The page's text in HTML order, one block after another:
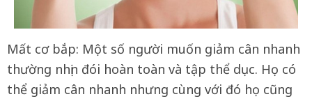
Mất cơ bắp: Một số người muốn giảm cân nhanh
thường nhịn đói hoàn toàn và tập thể dục. Họ có
thể giảm cân nhanh nhưng cùng với đó họ cũng